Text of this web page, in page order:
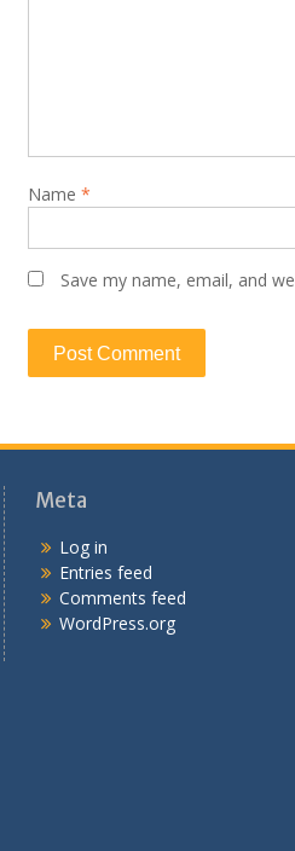
Name *
Save my name, email, and
Meta
Log in
Entries feed
Comments feed
WordPress.org